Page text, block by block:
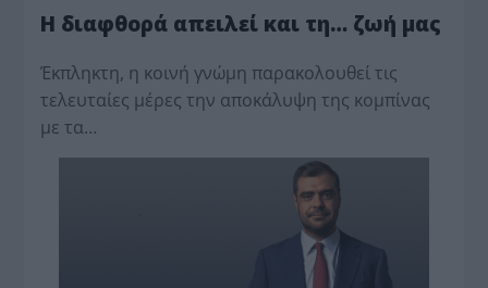
Η διαφθορά απειλεί και τη… ζωή μας
Έκπληκτη, η κοινή γνώμη παρακολουθεί τις
τελευταίες μέρες την αποκάλυψη της κο­μπίνας
με τα…